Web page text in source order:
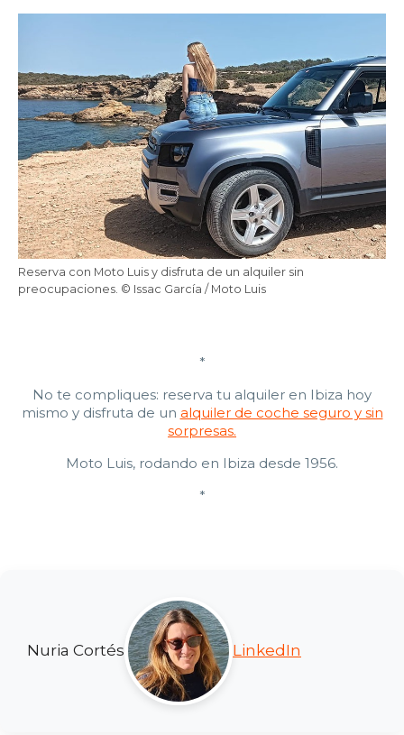
Reserva con Moto Luis y disfruta de un alquiler sin
preocupaciones. © Issac García / Moto Luis
*
No te compliques: reserva tu alquiler en Ibiza hoy
mismo y disfruta de un alquiler de coche seguro y sin
sorpresas.
Moto Luis, rodando en Ibiza desde 1956.
*
Nuria Cortés LinkedIn